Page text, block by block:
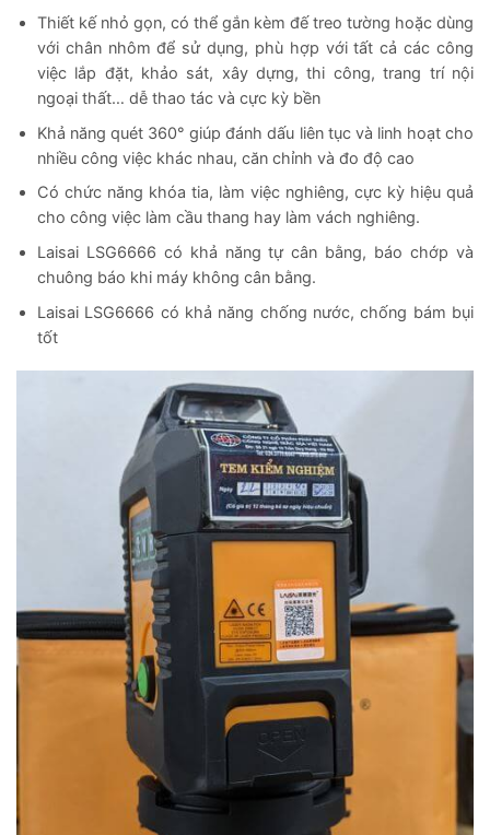
Thiết kế nhỏ gọn, có thể gắn kèm đế treo tường hoặc dùng
với chân nhôm để sử dụng, phù hợp với tất cả các công
việc lắp đặt, khảo sát, xây dựng, thi công, trang trí nội
ngoại thất… dễ thao tác và cực kỳ bền
Khả năng quét 360° giúp đánh dấu liên tục và linh hoạt cho
nhiều công việc khác nhau, căn chỉnh và đo độ cao
Có chức năng khóa tia, làm việc nghiêng, cực kỳ hiệu quả
cho công việc làm cầu thang hay làm vách nghiêng.
Laisai LSG6666 có khả năng tự cân bằng, báo chớp và
chuông báo khi máy không cân bằng.
Laisai LSG6666 có khả năng chống nước, chống bám bụi
tốt